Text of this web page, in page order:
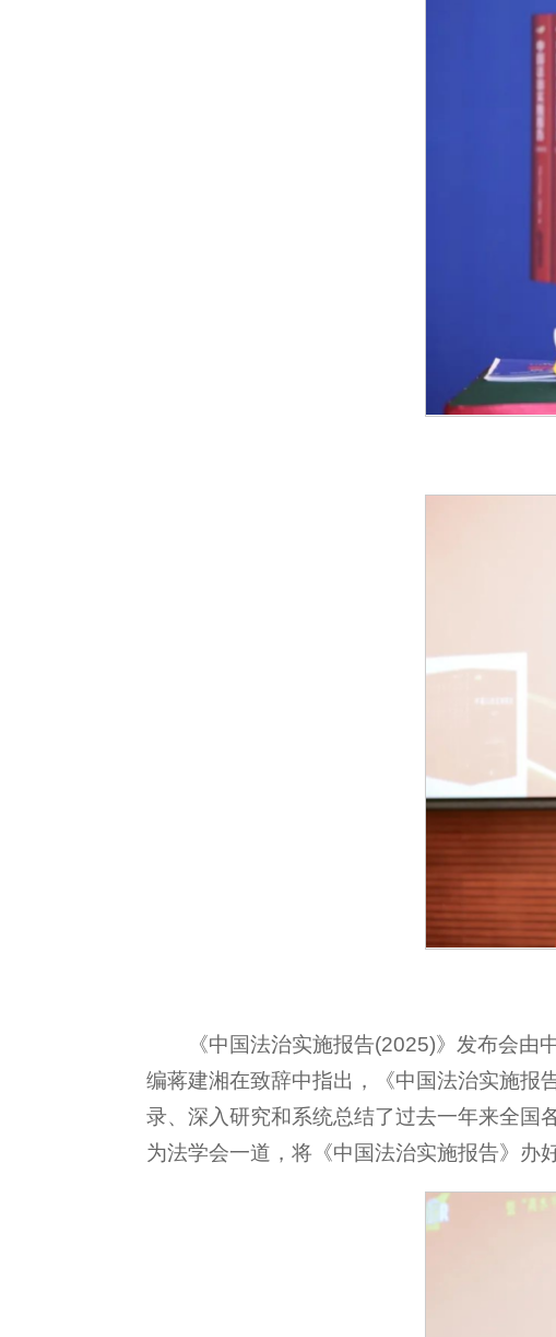
《中国法治实施报告(2025)》发布会
编蒋建湘在致辞中指出，《中国法治实施报
录、深入研究和系统总结了过去一年来全国
为法学会一道，将《中国法治实施报告》办